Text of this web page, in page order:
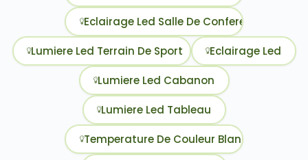
Eclairage Led Salle De Conference
Lumiere Led Terrain De Sport Eclairage Led
Lumiere Led Cabanon
Lumiere Led Tableau
Temperature De Couleur Blanc Chaud Ou